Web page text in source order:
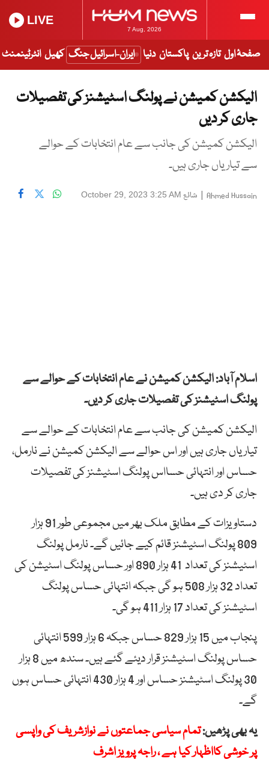
7 Aug, 2026
LIVE
صفحۂ اول تازہ ترین پاکستان دنیا ایران-اسرائیل جنگ کھیل انٹرٹینمنٹ
الیکشن کمیشن نے پولنگ اسٹیشنز کی تفصیلات
جاری کر دیں
الیکشن کمیشن کی جانب سے عام انتخابات کے حوالے
سے تیاریاں جاری ہیں۔
Ahmed Hussain
| شائع October 29, 2023 3:25 AM
اسلام آباد: الیکشن کمیشن نے عام انتخابات کے حوالے سے
پولنگ اسٹیشنز کی تفصیلات جاری کر دیں۔
الیکشن کمیشن کی جانب سے عام انتخابات کے حوالے سے
تیاریاں جاری ہیں اور اس حوالے سے الیکشن کمیشن نے نارمل،
حساس اور انتہائی حسااس پولنگ اسٹیشنز کی تفصیلات
جاری کر دی ہیں۔
دستاویزات کے مطابق ملک بھر میں مجموعی طور 91 ہزار
809 پولنگ اسٹیشنز قائم کیے جائیں گے۔ نارمل پولنگ
اسٹیشنز کی تعداد 41 ہزار 890 اور حساس پولنگ اسٹیشن کی
تعداد 32 ہزار 508 ہو گی جبکہ انتہائی حساس پولنگ
اسٹیشنز کی تعداد 17 ہزار 411 ہو گی۔
پنجاب میں 15 ہزار 829 حساس جبکہ 6 ہزار 599 انتہائی
حساس پولنگ اسٹیشنز قرار دیئے گئے ہیں۔ سندھ میں 8 ہزار
30 پولنگ اسٹیشنز حساس اور 4 ہزار 430 انتہائی حساس ہوں
گے۔
یہ بھی پڑھیں:تمام سیاسی جماعتوں نے نوازشریف کی واپسی
پر خوشی کااظہار کیا ہے ، راجہ پرویز اشرف